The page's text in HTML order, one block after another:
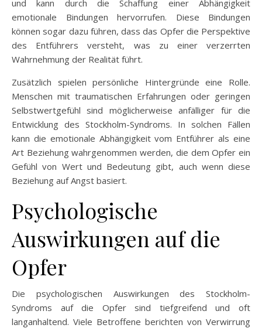
und kann durch die Schaffung einer Abhängigkeit
emotionale Bindungen hervorrufen. Diese Bindungen
können sogar dazu führen, dass das Opfer die Perspektive
des Entführers versteht, was zu einer verzerrten
Wahrnehmung der Realität führt.
Zusätzlich spielen persönliche Hintergründe eine Rolle.
Menschen mit traumatischen Erfahrungen oder geringen
Selbstwertgefühl sind möglicherweise anfälliger für die
Entwicklung des Stockholm-Syndroms. In solchen Fällen
kann die emotionale Abhängigkeit vom Entführer als eine
Art Beziehung wahrgenommen werden, die dem Opfer ein
Gefühl von Wert und Bedeutung gibt, auch wenn diese
Beziehung auf Angst basiert.
Psychologische
Auswirkungen auf die
Opfer
Die psychologischen Auswirkungen des Stockholm-
Syndroms auf die Opfer sind tiefgreifend und oft
langanhaltend. Viele Betroffene berichten von Verwirrung